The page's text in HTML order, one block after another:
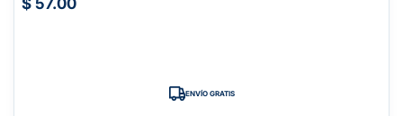
$ 57.00
ENVÍO GRATIS